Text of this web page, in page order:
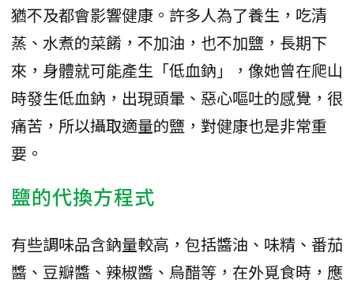
猶不及都會影響健康。許多人為了養生，吃清
蒸、水煮的菜餚，不加油，也不加鹽，長期下
來，身體就可能產生「低血鈉」，像她曾在爬山
時發生低血鈉，出現頭暈、惡心嘔吐的感覺，很
痛苦，所以攝取適量的鹽，對健康也是非常重
要。
鹽的代換方程式
有些調味品含鈉量較高，包括醬油、味精、番茄
醬、豆瓣醬、辣椒醬、烏醋等，在外覓食時，應